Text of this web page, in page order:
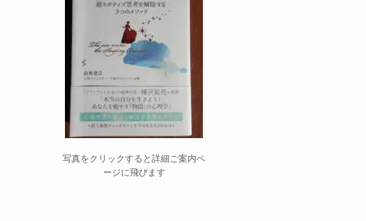
写真をクリックすると詳細ご案内ペ
ージに飛びます